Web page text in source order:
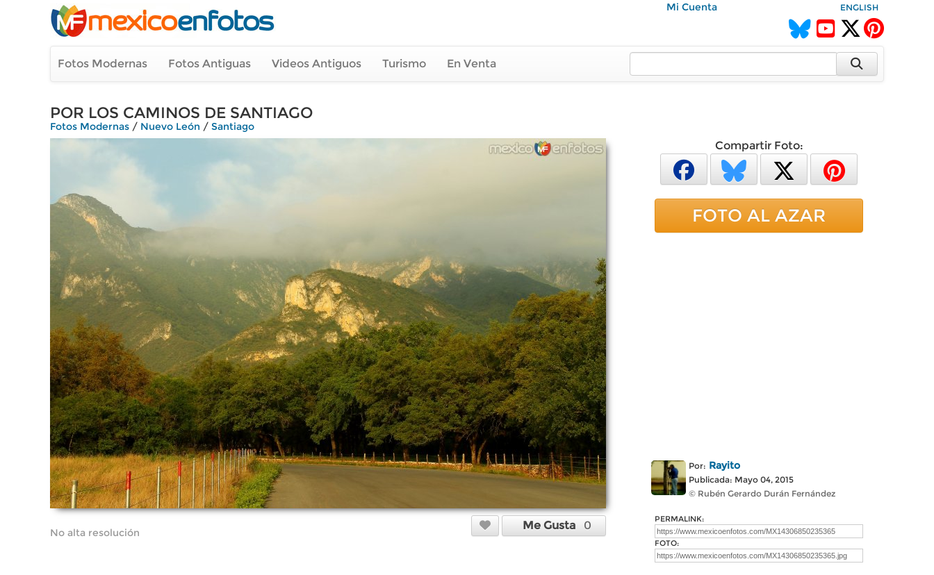
Mi Cuenta ENGLISH
Fotos Modernas Fotos Antiguas Videos Antiguos Turismo En Venta
POR LOS CAMINOS DE SANTIAGO
Fotos Modernas / Nuevo León / Santiago
No alta resolución
Me Gusta 0
Compartir Foto:
FOTO AL AZAR
Por: Rayito
Publicada: Mayo 04, 2015
© Rubén Gerardo Durán Fernández
PERMALINK:
FOTO: